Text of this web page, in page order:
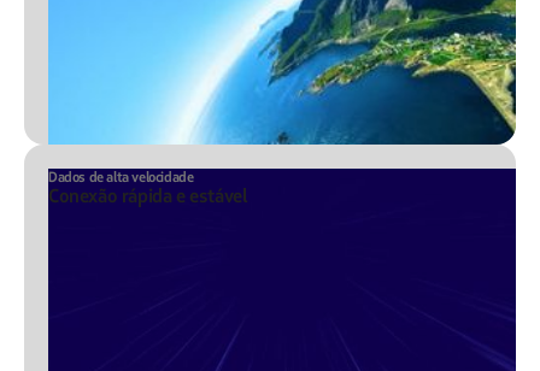
Dados de alta velocidade
Conexão rápida e estável